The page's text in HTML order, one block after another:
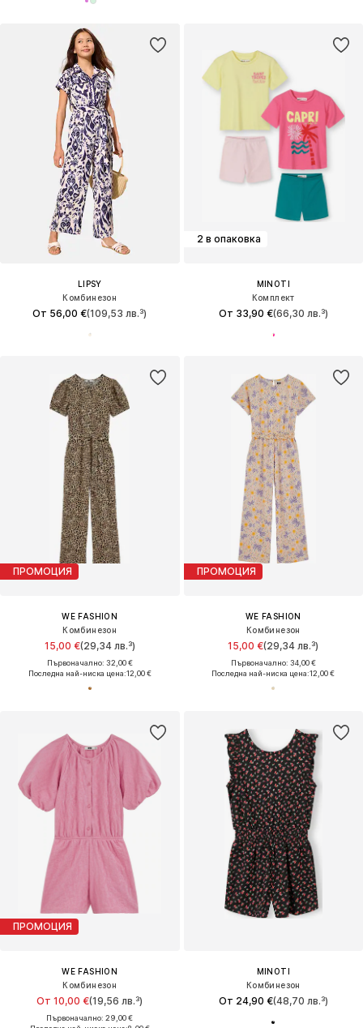
LIPSY
Комбинезон
От 56,00 €(109,53 лв.³)
2 в опаковка
MINOTI
Комплект
От 33,90 €(66,30 лв.³)
ПРОМОЦИЯ
WE FASHION
Комбинезон
15,00 €(29,34 лв.³)
Първоначално: 32,00 €
Последна най-ниска цена:12,00 €
ПРОМОЦИЯ
WE FASHION
Комбинезон
15,00 €(29,34 лв.³)
Първоначално: 34,00 €
Последна най-ниска цена:12,00 €
ПРОМОЦИЯ
WE FASHION
Комбинезон
От 10,00 €(19,56 лв.³)
Първоначално: 29,00 €
MINOTI
Комбинезон
От 24,90 €(48,70 лв.³)